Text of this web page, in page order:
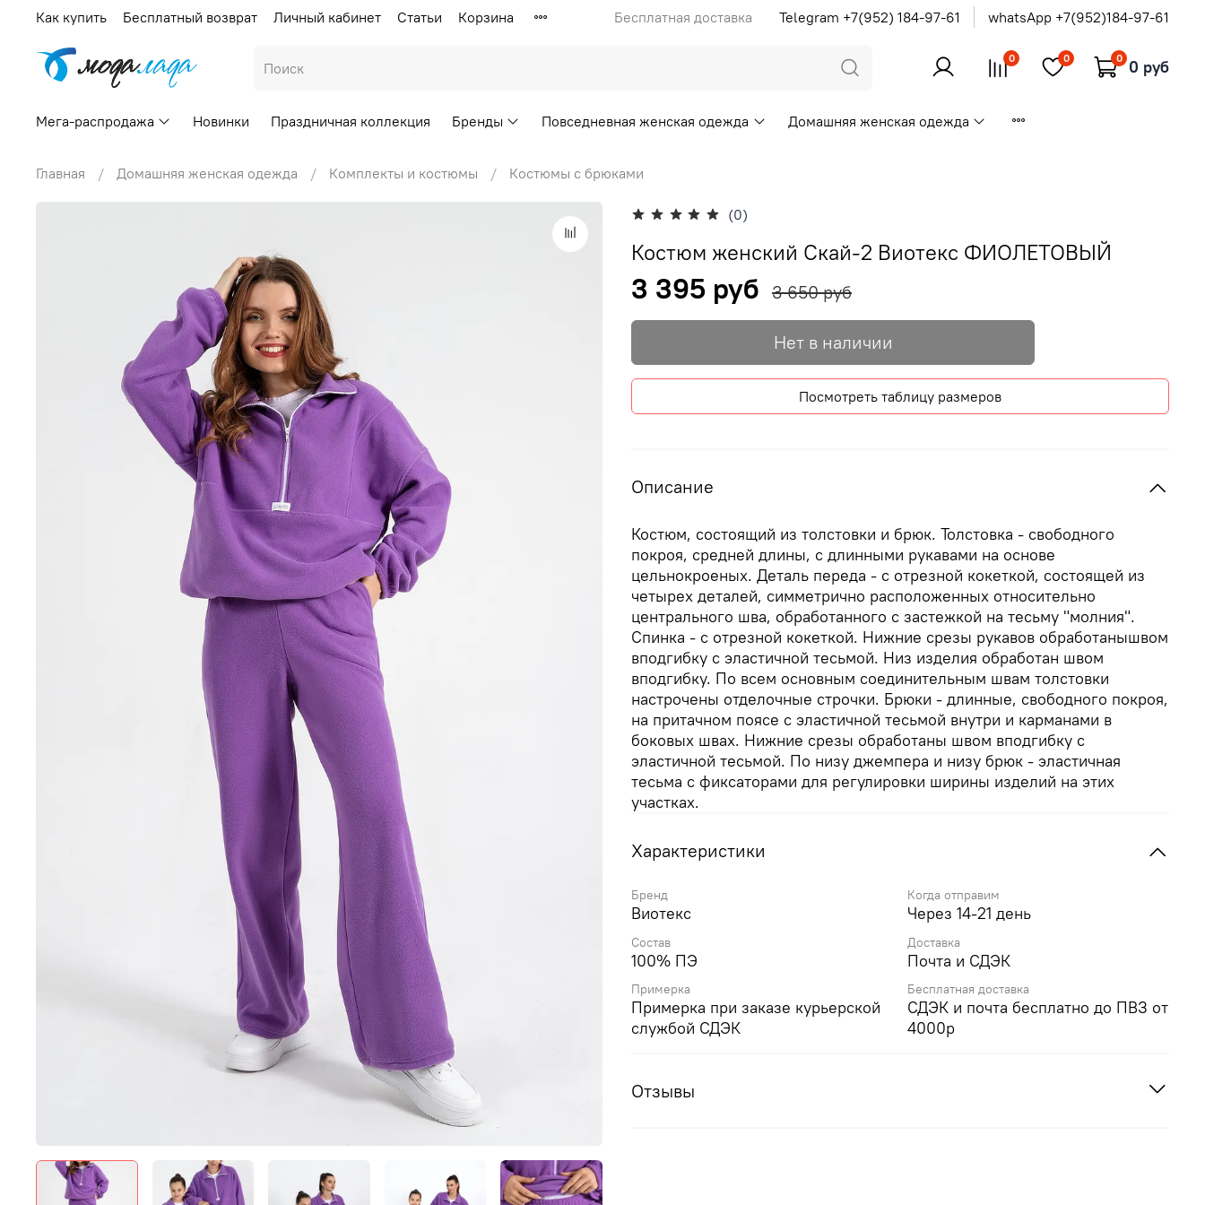
Как купить Бесплатный возврат Личный кабинет Статьи Корзина Бесплатная доставка Telegram +7(952) 184-97-61 whatsApp +7(952)184-97-61
0 0 0 0 руб
Мега-распродажа Новинки Праздничная коллекция Бренды Повседневная женская одежда Домашняя женская одежда
Главная Домашняя женская одежда Комплекты и костюмы Костюмы с брюками
(0)
Костюм женский Скай-2 Виотекс ФИОЛЕТОВЫЙ
3 395 руб 3 650 руб
Нет в наличии
Посмотреть таблицу размеров
Описание
Костюм, состоящий из толстовки и брюк. Толстовка - свободного
покроя, средней длины, с длинными рукавами на основе
цельнокроеных. Деталь переда - с отрезной кокеткой, состоящей из
четырех деталей, симметрично расположенных относительно
центрального шва, обработанного с застежкой на тесьму "молния".
Спинка - с отрезной кокеткой. Нижние срезы рукавов обработанышвом
вподгибку с эластичной тесьмой. Низ изделия обработан швом
вподгибку. По всем основным соединительным швам толстовки
настрочены отделочные строчки. Брюки - длинные, свободного покроя,
на притачном поясе с эластичной тесьмой внутри и карманами в
боковых швах. Нижние срезы обработаны швом вподгибку с
эластичной тесьмой. По низу джемпера и низу брюк - эластичная
тесьма с фиксаторами для регулировки ширины изделий на этих
участках.
Характеристики
Бренд
Виотекс
Когда отправим
Через 14-21 день
Состав
100% ПЭ
Доставка
Почта и СДЭК
Примерка
Примерка при заказе курьерской
службой СДЭК
Бесплатная доставка
СДЭК и почта бесплатно до ПВЗ от
4000р
Отзывы